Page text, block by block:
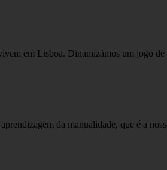
em Lisboa. Dinamizámos um jogo
da manualidade, que é a